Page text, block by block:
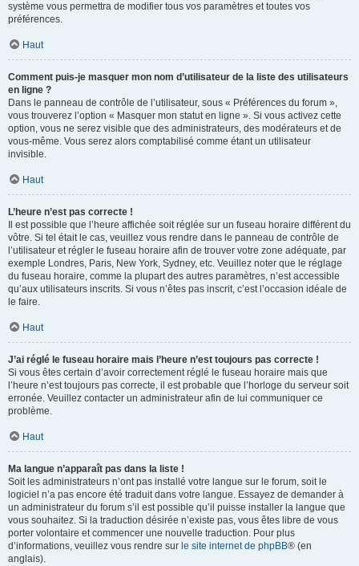
système vous permettra de modifier tous vos paramètres et toutes vos
préférences.
Haut
Comment puis-je masquer mon nom d’utilisateur de la liste des utilisateurs
en ligne ?
Dans le panneau de contrôle de l’utilisateur, sous « Préférences du forum »,
vous trouverez l’option « Masquer mon statut en ligne ». Si vous activez cette
option, vous ne serez visible que des administrateurs, des modérateurs et de
vous-même. Vous serez alors comptabilisé comme étant un utilisateur
invisible.
Haut
L’heure n’est pas correcte !
Il est possible que l’heure affichée soit réglée sur un fuseau horaire différent du
vôtre. Si tel était le cas, veuillez vous rendre dans le panneau de contrôle de
l’utilisateur et régler le fuseau horaire afin de trouver votre zone adéquate, par
exemple Londres, Paris, New York, Sydney, etc. Veuillez noter que le réglage
du fuseau horaire, comme la plupart des autres paramètres, n’est accessible
qu’aux utilisateurs inscrits. Si vous n’êtes pas inscrit, c’est l’occasion idéale de
le faire.
Haut
J’ai réglé le fuseau horaire mais l’heure n’est toujours pas correcte !
Si vous êtes certain d’avoir correctement réglé le fuseau horaire mais que
l’heure n’est toujours pas correcte, il est probable que l’horloge du serveur soit
erronée. Veuillez contacter un administrateur afin de lui communiquer ce
problème.
Haut
Ma langue n’apparaît pas dans la liste !
Soit les administrateurs n’ont pas installé votre langue sur le forum, soit le
logiciel n’a pas encore été traduit dans votre langue. Essayez de demander à
un administrateur du forum s’il est possible qu’il puisse installer la langue que
vous souhaitez. Si la traduction désirée n’existe pas, vous êtes libre de vous
porter volontaire et commencer une nouvelle traduction. Pour plus
d’informations, veuillez vous rendre sur le site internet de phpBB® (en
anglais).